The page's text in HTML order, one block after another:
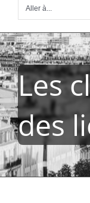
Aller à...
Les
des